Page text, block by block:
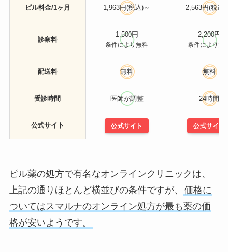
ピル料金/1ヶ月 1,963円(税込)～ 2,563円(税込)
診察料
1,500円
条件により無料
2,200円
条件により無
配送料 無料 無料
受診時間 医師が調整 24時間
公式サイト 公式サイト 公式サイト
ピル薬の処方で有名なオンラインクリニックは、
上記の通りほとんど横並びの条件ですが、
価格に
ついてはスマルナのオンライン処方が最も薬の価
格が安いようです。